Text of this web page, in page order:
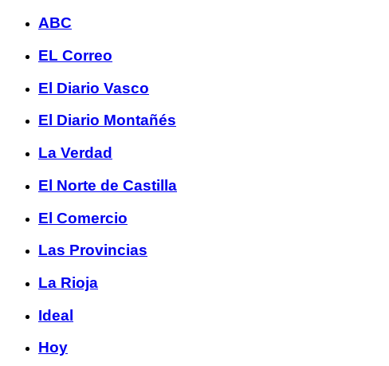
ABC
EL Correo
El Diario Vasco
El Diario Montañés
La Verdad
El Norte de Castilla
El Comercio
Las Provincias
La Rioja
Ideal
Hoy